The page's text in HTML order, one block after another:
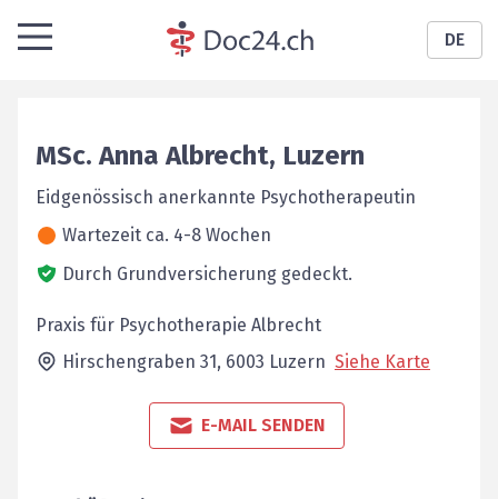
DE
MSc. Anna Albrecht, Luzern
Eidgenössisch anerkannte Psychotherapeutin
Wartezeit ca. 4-8 Wochen
Durch Grundversicherung gedeckt.
Praxis für Psychotherapie Albrecht
Hirschengraben 31, 6003 Luzern Siehe Karte
E-MAIL SENDEN